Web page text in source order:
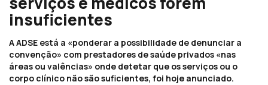
insuficientes
A ADSE está a «ponderar a possibilidade de denunciar a
convenção» com prestadores de saúde privados «nas
áreas ou valências» onde detetar que os serviços ou o
corpo clínico não são suficientes, foi hoje anunciado.